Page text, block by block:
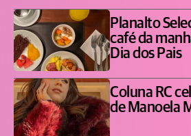
Planalto
café da
Dia dos Pais
Coluna RC
de Manoela